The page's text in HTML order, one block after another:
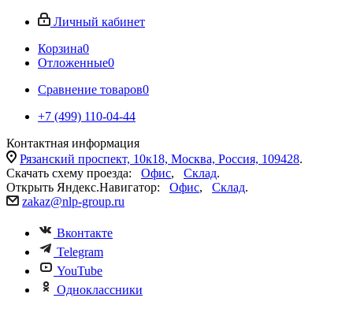
Личный кабинет
Корзина0
Отложенные0
Сравнение товаров0
+7 (499) 110-04-44
Контактная информация
Рязанский проспект, 10к18, Москва, Россия, 109428.
Скачать схему проезда: Офис, Склад.
Открыть Яндекс.Навигатор: Офис, Склад.
zakaz@nlp-group.ru
Вконтакте
Telegram
YouTube
Одноклассники